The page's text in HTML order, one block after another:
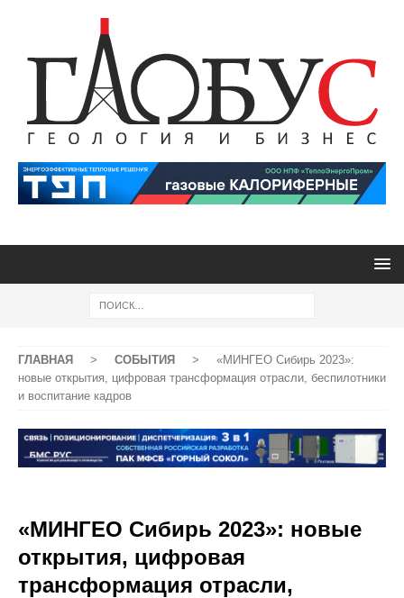
ГЛАВНАЯ > СОБЫТИЯ >
«МИНГЕО Сибирь 2023»:
новые открытия, цифровая трансформация отрасли, беспилотники
и воспитание кадров
«МИНГЕО Сибирь 2023»: новые
открытия, цифровая
трансформация отрасли,